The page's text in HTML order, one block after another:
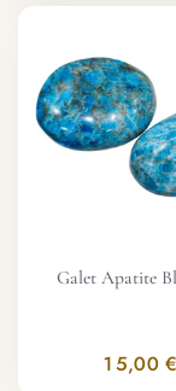
Galet Apatite
15,00 €